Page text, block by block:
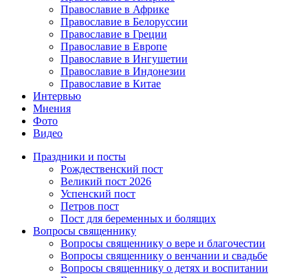
Православие в Африке
Православие в Белоруссии
Православие в Греции
Православие в Европе
Православие в Ингушетии
Православие в Индонезии
Православие в Китае
Интервью
Мнения
Фото
Видео
Праздники и посты
Рождественский пост
Великий пост 2026
Успенский пост
Петров пост
Пост для беременных и болящих
Вопросы священнику
Вопросы священнику о вере и благочестии
Вопросы священнику о венчании и свадьбе
Вопросы священнику о детях и воспитании